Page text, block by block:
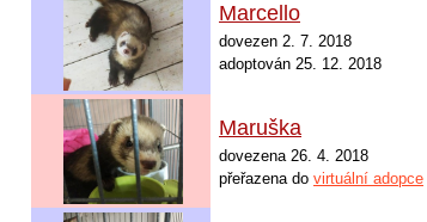
Marcello
dovezen 2. 7. 2018
adoptován 25. 12. 2018
Maruška
dovezena 26. 4. 2018
přeřazena do virtuální adopce